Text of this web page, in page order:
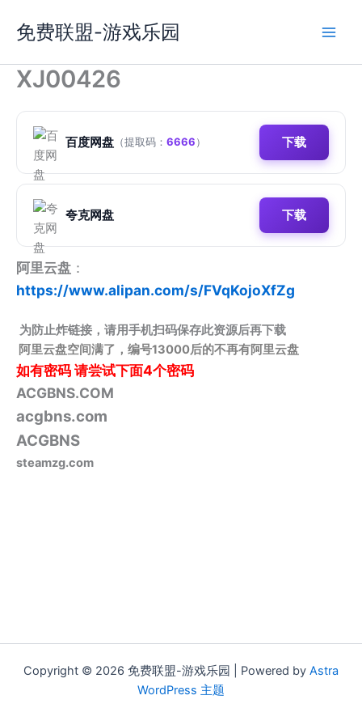
容
免费联盟-游戏乐园
XJ00426
百度网盘 （提取码： 6666） 下载
夸克网盘 下载
阿里云盘 ：
https://www.alipan.com/s/FVqKojoXfZg
为防止炸链接，请用手机扫码保存此资源后再下载
阿里云盘空间满了，编号13000后的不再有阿里云盘
如有密码请尝试下面4个密码
ACGBNS.COM
acgbns.com
ACGBNS
steamzg.com
Copyright © 2026 免费联盟-游戏乐园 | Powered by Astra
WordPress 主题